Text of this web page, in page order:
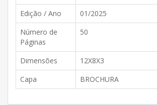
Edição / Ano
01/2025
Número de
Páginas
50
Dimensões
12X8X3
Capa
BROCHURA